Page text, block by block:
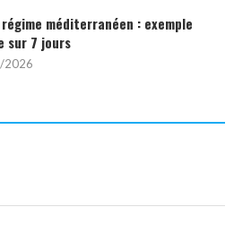
régime méditerranéen : exemple
sur 7 jours
2026